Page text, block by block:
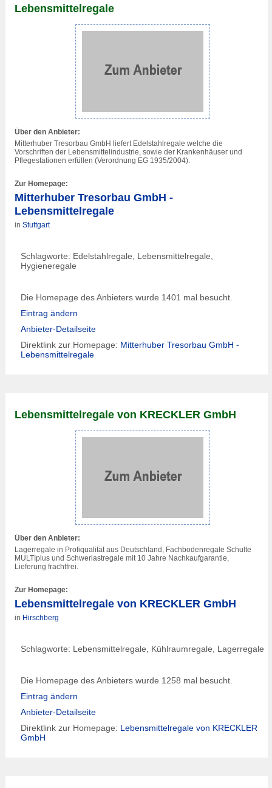
Lebensmittelregale
Über den Anbieter:
Mitterhuber Tresorbau GmbH liefert Edelstahlregale welche die
Vorschriften der Lebensmittelindustrie, sowie der Krankenhäuser und
Pflegestationen erfüllen (Verordnung EG 1935/2004).
Zur Homepage:
Mitterhuber Tresorbau GmbH -
Lebensmittelregale
in Stuttgart
Schlagworte: Edelstahlregale, Lebensmittelregale,
Hygieneregale
Die Homepage des Anbieters wurde 1401 mal besucht.
Eintrag ändern
Anbieter-Detailseite
Direktlink zur Homepage: Mitterhuber Tresorbau GmbH -
Lebensmittelregale
Lebensmittelregale von KRECKLER GmbH
Über den Anbieter:
Lagerregal e in Profiqualität aus Deutschland, Fachbodenregale Schulte
MULTIplus und Schwerlastregale mit 10 Jahre Nachkaufgarantie,
Lieferung frachtfrei.
Zur Homepage:
Lebensmittelregale von KRECKLER GmbH
in Hirschberg
Schlagworte: Lebensmittelregale, Kühlraumregale, Lagerregale
Die Homepage des Anbieters wurde 1258 mal besucht.
Eintrag ändern
Anbieter-Detailseite
Direktlink zur Homepage: Lebensmittelregale von KRECKLER
GmbH